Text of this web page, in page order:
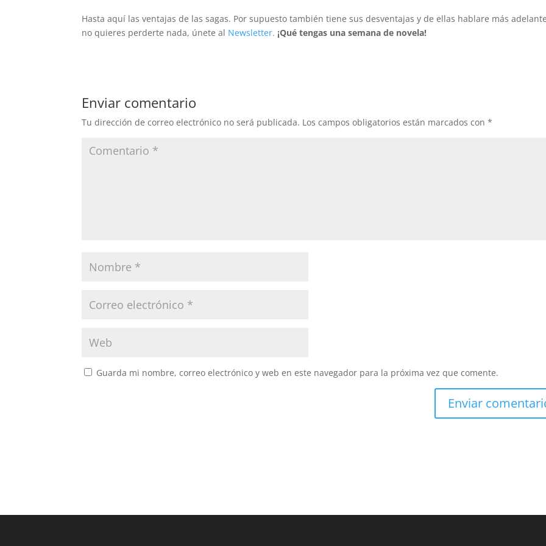
Hasta aquí las ventajas de las sagas. Por supuesto también tiene sus desventajas y de ellas hablare más
no quieres perderte nada, únete al Newsletter. ¡Qué tengas una semana de novela!
Enviar comentario
Tu dirección de correo electrónico no será publicada. Los campos obligatorios están marcados con*
Guarda mi nombre, correo electrónico y web en este navegador para la próxima vez que comente.